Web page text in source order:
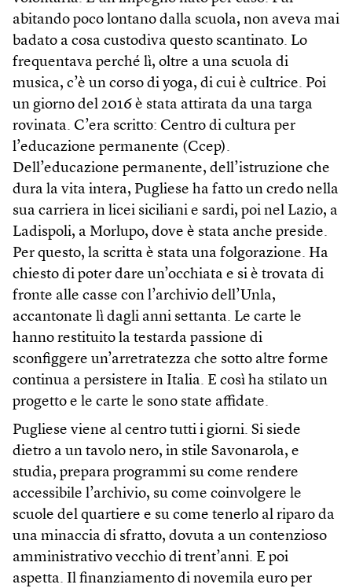
abitando poco lontano dalla scuola, non aveva mai
badato a cosa custodiva questo scantinato. Lo
frequentava perché lì, oltre a una scuola di
musica, c’è un corso di yoga, di cui è cultrice. Poi
un giorno del 2016 è stata attirata da una targa
rovinata. C’era scritto: Centro di cultura per
l’educazione permanente (Ccep).
Dell’educazione permanente, dell’istruzione che
dura la vita intera, Pugliese ha fatto un credo nella
sua carriera in licei siciliani e sardi, poi nel Lazio, a
Ladispoli, a Morlupo, dove è stata anche preside.
Per questo, la scritta è stata una folgorazione. Ha
chiesto di poter dare un’occhiata e si è trovata di
fronte alle casse con l’archivio dell’Unla,
accantonate lì dagli anni settanta. Le carte le
hanno restituito la testarda passione di
sconfiggere un’arretratezza che sotto altre forme
continua a persistere in Italia. E così ha stilato un
progetto e le carte le sono state affidate.
Pugliese viene al centro tutti i giorni. Si siede
dietro a un tavolo nero, in stile Savonarola, e
studia, prepara programmi su come rendere
accessibile l’archivio, su come coinvolgere le
scuole del quartiere e su come tenerlo al riparo da
una minaccia di sfratto, dovuta a un contenzioso
amministrativo vecchio di trent’anni. E poi
aspetta. Il finanziamento di novemila euro per